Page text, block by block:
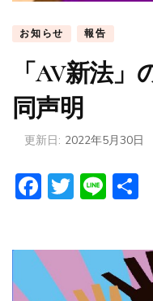
お知らせ 報告
「AV新法
同声明
更新日: 2022年5月30日
Facebook
Twitter
Line